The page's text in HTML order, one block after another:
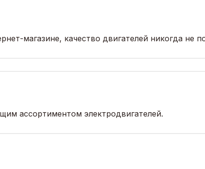
магазине, качество двигателей никогда не
ассортиментом электродвигателей.